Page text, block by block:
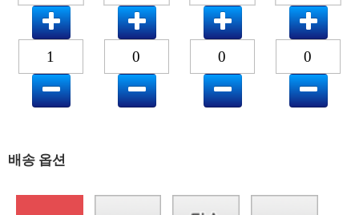
배송 옵션